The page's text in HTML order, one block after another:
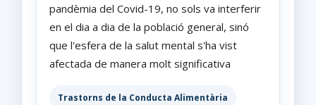
pandèmia del Covid-19, no sols va interferir
en el dia a dia de la població general, sinó
que l'esfera de la salut mental s'ha vist
afectada de manera molt significativa
Trastorns de la Conducta Alimentària